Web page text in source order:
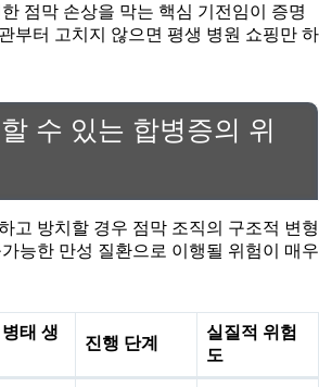
점막 손상을 막는 핵심 기전임이 증명
부터 고치지 않으면 평생 병원 쇼핑만 하
수 있는 합병증의 위
고 방치할 경우 점막 조직의 구조적 변형
능한 만성 질환으로 이행될 위험이 매우
태 생
진행 단계
실질적 위험
도